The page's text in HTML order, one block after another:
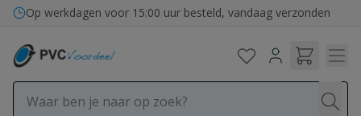
Ga naar de inhoud
Op werkdagen voor 15:00 uur besteld, vandaag verzonden